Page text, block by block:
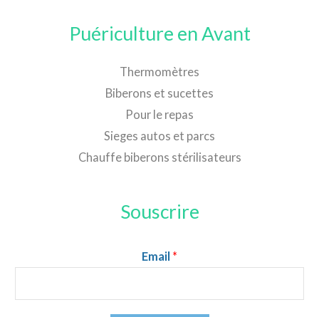
Puériculture en Avant
Thermomètres
Biberons et sucettes
Pour le repas
Sieges autos et parcs
Chauffe biberons stérilisateurs
Souscrire
Email *